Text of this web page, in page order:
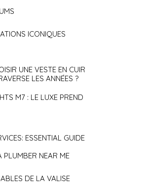
ICONIQUES
UNE VESTE EN CUIR
LES ANNÉES ?
M7 : LE LUXE PREND
ESSENTIAL GUIDE
PLUMBER NEAR ME
DE LA VALISE